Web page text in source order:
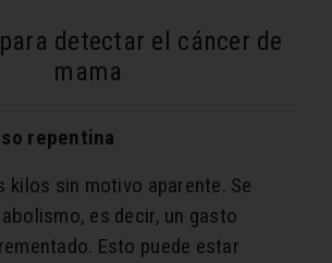
detectar el cáncer de
mama
repentina
kilos sin motivo aparente. Se
es decir, un gasto
Esto puede estar